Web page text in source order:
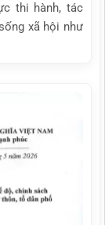
thi hành, tác
xã hội như